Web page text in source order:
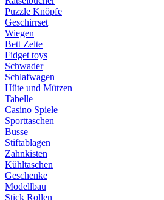
Puzzle Knöpfe
Geschirrset
Wiegen
Bett Zelte
Fidget toys
Schwader
Schlafwagen
Hüte und Mützen
Tabelle
Casino Spiele
Sporttaschen
Busse
Stiftablagen
Zahnkisten
Kühltaschen
Geschenke
Modellbau
Stick Rollen